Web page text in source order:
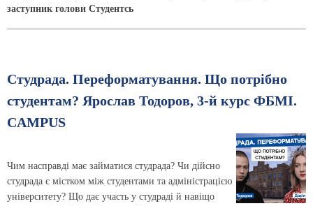
заступник голови Студентсь
Студрада. Переформатування. Що потрібно
студентам? Ярослав Тодоров, 3-й курс ФБМІ.
CAMPUS
Чим насправді має займатися студрада? Чи дійсно
студрада є містком між студентами та адміністрацією
університету? Що дає участь у студраді й навіщо